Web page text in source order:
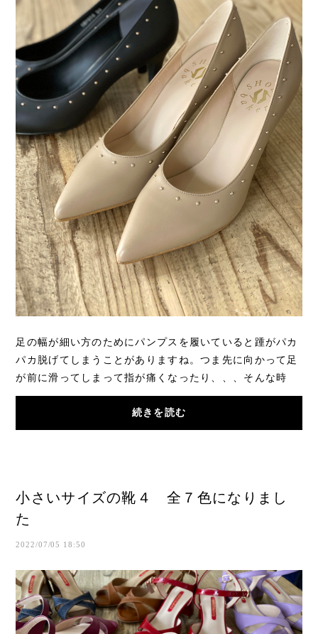
足の幅が細い方のためにパンプスを履いていると踵がパカ
パカ脱げてしまうことがありますね。つま先に向かって足
が前に滑ってしまって指が痛くなったり、、、そんな時
は、靴の幅に比べて足の幅が細いことが考えれ...
続きを読む
小さいサイズの靴４ 全７色になりまし
た
2022/07/05 18:50